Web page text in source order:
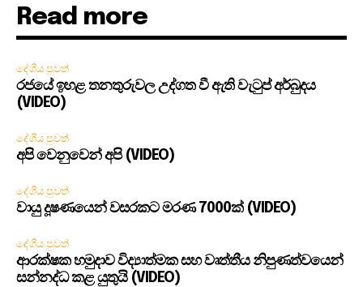
Read more
දේශීය පුවත්
රජයේ ඉහළ තනතුරුවල උද්ගත වී ඇති වැටුප් අර්බුදය
(VIDEO)
දේශීය පුවත්
අපි වෙනුවෙන් අපි (VIDEO)
දේශීය පුවත්
වායු දූෂණයෙන් වසරකට මරණ 7000ක් (VIDEO)
දේශීය පුවත්
ආරක්ෂක හමුදාව විද්‍යාත්මක සහ වෘත්තීය නිපුණත්වයෙන්
සන්නද්ධ කළ යුතුයි (VIDEO)